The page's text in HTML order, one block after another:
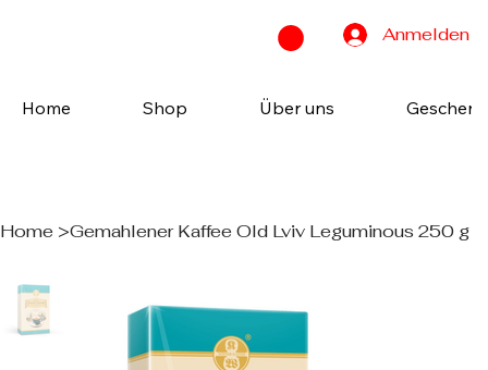
Anmelden
Home Shop Über uns
Home >Gemahlener Kaffee Old Lviv Leguminous 250 g